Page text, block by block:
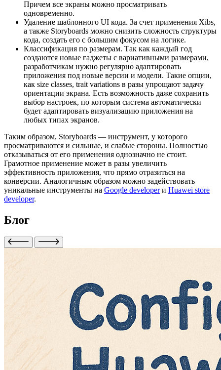
Причем все экраны можно просматривать
одновременно.
Удаление шаблонного UI кода. За счет применения Xibs,
а также Storyboards можно снизить сложность структуры
кода, создать его с большим фокусом на логике.
Классификация по размерам. Так как каждый год
создаются новые гаджеты с вариативными размерами,
разработчикам нужно регулярно адаптировать
приложения под новые версии и модели. Такие опции,
как size classes, trait variations в разы упрощают задачу
ориентации экрана. Есть возможность даже сохранить
выбор настроек, по которым система автоматически
будет адаптировать визуализацию приложения на
любых типах экранов.
Таким образом, Storyboards — инструмент, у которого
просматриваются и сильные, и слабые стороны. Полностью
отказываться от его применения однозначно не стоит.
Грамотное применение может в разы увеличить
эффективность приложения, что прямо отразиться на
конверсии. Аналогичным образом можно задействовать
уникальные инструменты на Google developerи Huawei store
developer.
Блог